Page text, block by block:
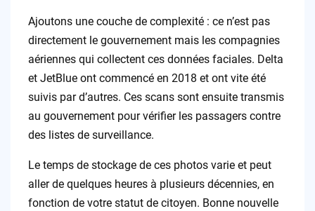
Ajoutons une couche de complexité : ce n’est pas
directement le gouvernement mais les compagnies
aériennes qui collectent ces données faciales. Delta
et JetBlue ont commencé en 2018 et ont vite été
suivis par d’autres. Ces scans sont ensuite transmis
au gouvernement pour vérifier les passagers contre
des listes de surveillance.
Le temps de stockage de ces photos varie et peut
aller de quelques heures à plusieurs décennies, en
fonction de votre statut de citoyen. Bonne nouvelle